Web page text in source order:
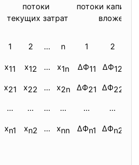
потоки
текущих затрат
потоки
вложений
1 2 … n 1 2
x11 x12 … x1n ΔФ11 ΔФ12
x21 x22 … x2n ΔФ21 ΔФ22
… … … … … …
xn1 xn2 … xnn ΔФn1 ΔФn2